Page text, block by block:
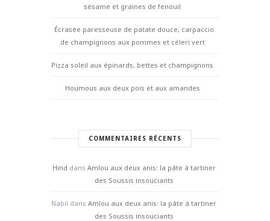
sésame et graines de fenouil
Écrasée paresseuse de patate douce, carpaccio
de champignons aux pommes et céleri vert
Pizza soleil aux épinards, bettes et champignons
Houmous aux deux pois et aux amandes
COMMENTAIRES RÉCENTS
Hind dans Amlou aux deux anis: la pâte à tartiner
des Soussis insouciants
Nabil dans Amlou aux deux anis: la pâte à tartiner
des Soussis insouciants